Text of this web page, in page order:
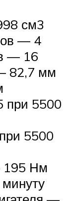
см3
— 4
— 16
82,7 мм
при 5500
5500
195 Нм